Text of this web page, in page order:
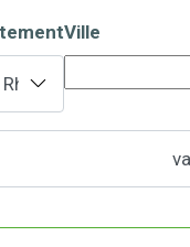
Ville